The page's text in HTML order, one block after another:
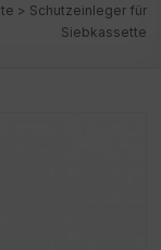
> Schutzeinleger für
Siebkassette